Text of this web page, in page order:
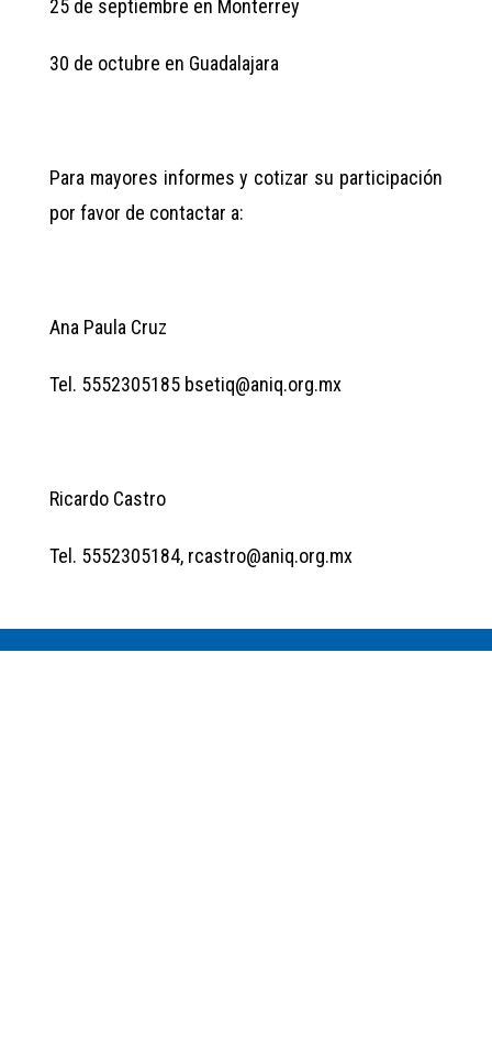
25 de septiembre en Monterrey
30 de octubre en Guadalajara
Para mayores informes y cotizar su participación
por favor de contactar a:
Ana Paula Cruz
Tel. 5552305185 bsetiq@aniq.org.mx
Ricardo Castro
Tel. 5552305184, rcastro@aniq.org.mx